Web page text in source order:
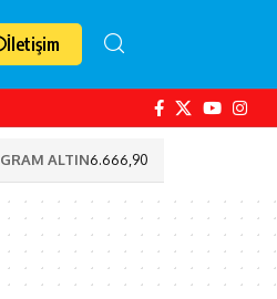
İletişim
GRAM ALTIN6.666,90